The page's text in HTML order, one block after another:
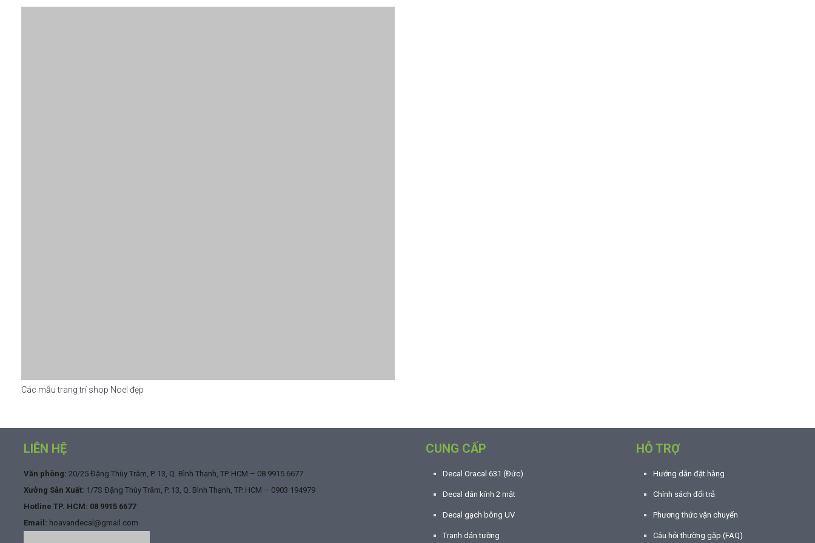
Các mẫu trang trí shop Noel đẹp
LIÊN HỆ
Văn phòng: 20/25 Đặng Thùy Trâm, P. 13, Q. Bình Thạnh, TP. HCM – 08 9915 6677
Xưởng Sản Xuất: 1/7S Đặng Thùy Trâm, P. 13, Q. Bình Thạnh, TP. HCM – 0903 194979
Hotline TP. HCM: 08 9915 6677
Email: hoavandecal@gmail.com
CUNG CẤP
Decal Oracal 631 (Đức)
Decal dán kính 2 mặt
Decal gạch bông UV
Tranh dán tường
HỖ TRỢ
Hướng dẫn đặt hàng
Chính sách đổi trả
Phương thức vận chuyển
Câu hỏi thường gặp (FAQ)